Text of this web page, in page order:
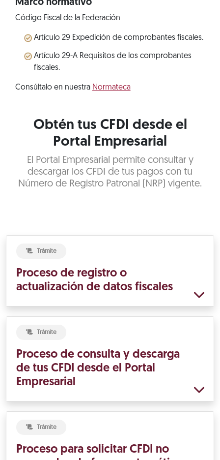
Marco normativo
Código Fiscal de la Federación
Artículo 29 Expedición de comprobantes fiscales.
Artículo 29-A Requisitos de los comprobantes
fiscales.
Consúltalo en nuestra Normateca
Obtén tus CFDI desde el
Portal Empresarial
El Portal Empresarial permite consultar y
descargar los CFDI de tus pagos con tu
Número de Registro Patronal (NRP) vigente.
Trámite
Proceso de registro o
actualización de datos fiscales
Trámite
Proceso de consulta y descarga
de tus CFDI desde el Portal
Empresarial
Trámite
Proceso para solicitar CFDI no